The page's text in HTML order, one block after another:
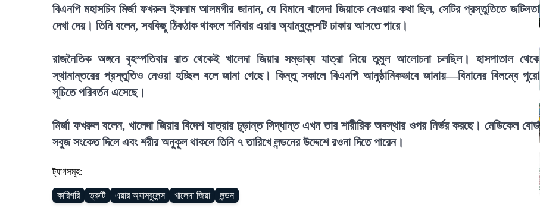
বিএনপি মহাসচিব মির্জা ফখরুল ইসলাম আলমগীর জানান, যে বিমানে খালেদা জিয়াকে নেওয়ার কথা ছিল, সেটির প্রস্তুতিতে জটিলতা
দেখা দেয়। তিনি বলেন, সবকিছু ঠিকঠাক থাকলে শনিবার এয়ার অ্যাম্বুলেন্সটি ঢাকায় আসতে পারে।
রাজনৈতিক অঙ্গনে বৃহস্পতিবার রাত থেকেই খালেদা জিয়ার সম্ভাব্য যাত্রা নিয়ে তুমুল আলোচনা চলছিল। হাসপাতাল থেকে
স্থানান্তরের প্রস্তুতিও নেওয়া হচ্ছিল বলে জানা গেছে। কিন্তু সকালে বিএনপি আনুষ্ঠানিকভাবে জানায়—বিমানের বিলম্বে পুরো
সূচিতে পরিবর্তন এসেছে।
মির্জা ফখরুল বলেন, খালেদা জিয়ার বিদেশ যাত্রার চূড়ান্ত সিদ্ধান্ত এখন তার শারীরিক অবস্থার ওপর নির্ভর করছে। মেডিকেল বোর্ড
সবুজ সংকেত দিলে এবং শরীর অনুকূল থাকলে তিনি ৭ তারিখে লন্ডনের উদ্দেশে রওনা দিতে পারেন।
ট্যাগসমূহ:
কারিগরি ত্রুটি এয়ার অ্যাম্বুলেন্স খালেদা জিয়া লন্ডন